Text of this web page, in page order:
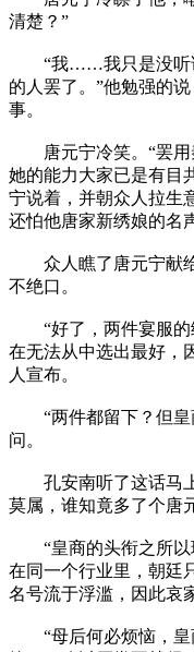
清楚？”
“我……我只是没听说
的人罢了。”他勉强的
事。
唐元宁冷笑。“罢用
她的能力大家已是有目
宁说着，并朝众人拉生
还怕他唐家新绣娘的名
众人瞧了唐元宁献给
不绝口。
“好了，两件宴服的
在无法从中选出最好，
人宣布。
“两件都留下？但皇
问。
孔安南听了这话马上
莫属，谁知竟多了个唐
“皇商的头衔之所以
在同一个行业里，朝廷
名号流于浮滥，因此哀
“母后何必烦恼，皇